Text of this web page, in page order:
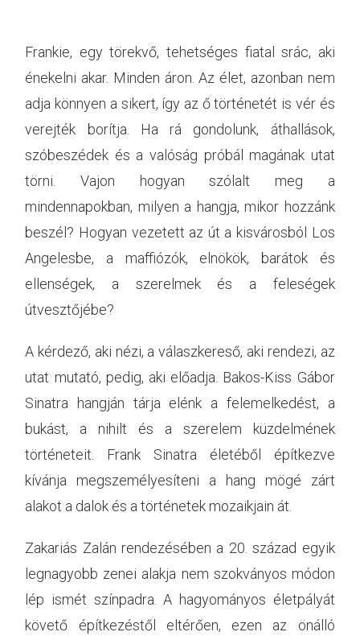
Frankie, egy törekvő, tehetséges fiatal srác, aki
énekelni akar. Minden áron. Az élet, azonban nem
adja könnyen a sikert, így az ő történetét is vér és
verejték borítja. Ha rá gondolunk, áthallások,
szóbeszédek és a valóság próbál magának utat
törni. Vajon hogyan szólalt meg a
mindennapokban, milyen a hangja, mikor hozzánk
beszél? Hogyan vezetett az út a kisvárosból Los
Angelesbe, a maffiózók, elnökök, barátok és
ellenségek, a szerelmek és a feleségek
útvesztőjébe?
A kérdező, aki nézi, a válaszkereső, aki rendezi, az
utat mutató, pedig, aki előadja. Bakos-Kiss Gábor
Sinatra hangján tárja elénk a felemelkedést, a
bukást, a nihilt és a szerelem küzdelmének
történeteit. Frank Sinatra életéből építkezve
kívánja megszemélyesíteni a hang mögé zárt
alakot a dalok és a történetek mozaikjain át.
Zakariás Zalán rendezésében a 20. század egyik
legnagyobb zenei alakja nem szokványos módon
lép ismét színpadra. A hagyományos életpályát
követő építkezéstől eltérően, ezen az önálló